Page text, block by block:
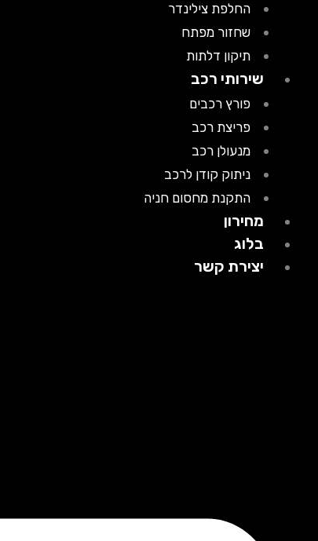
החלפת צילינדר
שחזור מפתח
תיקון דלתות
שירותי רכב
פורץ רכבים
פריצת רכב
מנעולן רכב
ניתוק קודן לרכב
התקנת מחסום חניה
מחירון
בלוג
יצירת קשר